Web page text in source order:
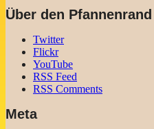
Über den Pfannenrand
Twitter
Flickr
YouTube
RSS Feed
RSS Comments
Meta